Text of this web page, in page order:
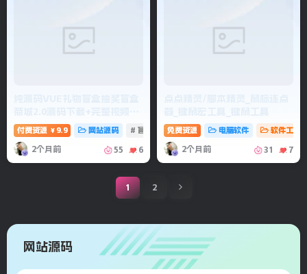
程
付费资源 ￥ 9.9 网站源码 # 盲盒 # 抽奖盲盒 # 盲盒抽奖系统
2个月前 55 6
免费资源 电脑软件 软件工具
2个月前 31 7
1 2
网站源码